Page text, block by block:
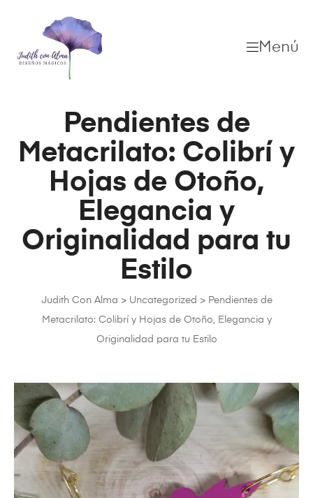
Menú
Judith Con Alma > Uncategorized > Pendientes de
Metacrilato: Colibrí y Hojas de Otoño, Elegancia y
Originalidad para tu Estilo
Pendientes de
Metacrilato: Colibrí y
Hojas de Otoño,
Elegancia y
Originalidad para tu
Estilo